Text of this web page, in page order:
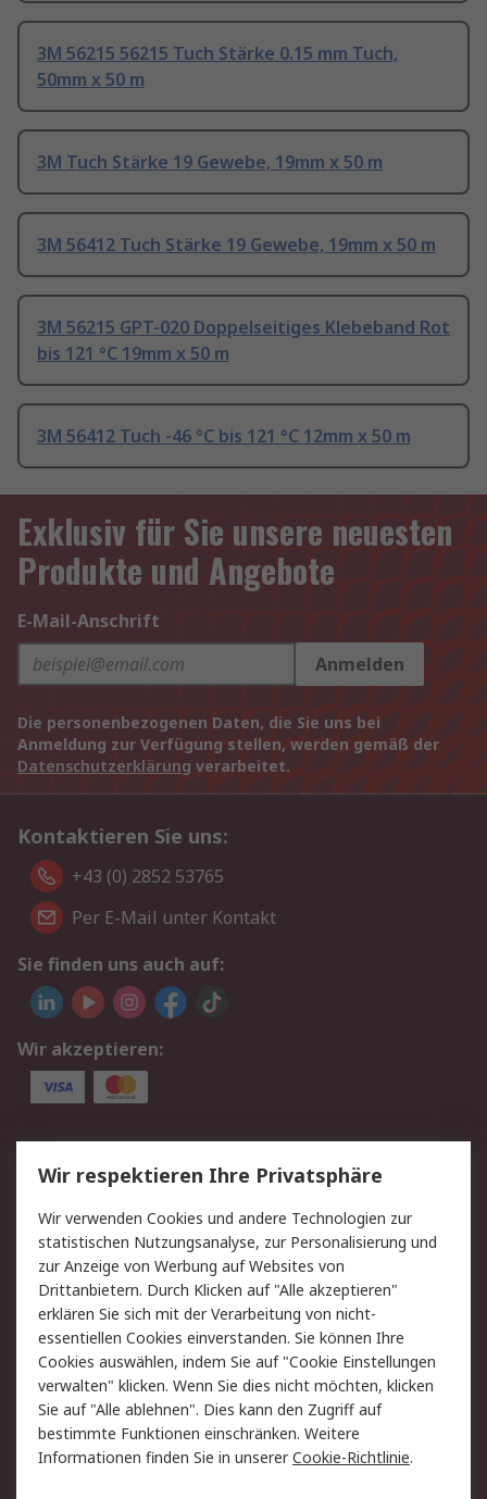
3M 56215 56215 Tuch Stärke 0.15 mm Tuch,
50mm x 50 m
3M Tuch Stärke 19 Gewebe, 19mm x 50 m
3M 56412 Tuch Stärke 19 Gewebe, 19mm x 50 m
3M 56215 GPT-020 Doppelseitiges Klebeband Rot
bis 121 °C 19mm x 50 m
3M 56412 Tuch -46 °C bis 121 °C 12mm x 50 m
Exklusiv für Sie unsere neuesten
Produkte und Angebote
E-Mail-Anschrift
Anmelden
Die personenbezogenen Daten, die Sie uns bei
Anmeldung zur Verfügung stellen, werden gemäß der
Datenschutzerklärung verarbeitet.
Kontaktieren Sie uns:
+43 (0) 2852 53765
Per E-Mail unter Kontakt
Sie finden uns auch auf:
Wir akzeptieren:
Service
Value Added Services
Lieferlösungen
Rücksendung/Entsorgung Kontakt
Hilfe
Rechtliches
RS Verkaufs- und
Lieferbedingungen
Datenschutz
Cookie-Richtlinie
Zahlungsbedingungen
Impressum
Webseite Konditionen
Wir respektieren Ihre Privatsphäre
Wir verwenden Cookies und andere Technologien zur
statistischen Nutzungsanalyse, zur Personalisierung und
zur Anzeige von Werbung auf Websites von
Drittanbietern. Durch Klicken auf "Alle akzeptieren"
erklären Sie sich mit der Verarbeitung von nicht-
essentiellen Cookies einverstanden. Sie können Ihre
Cookies auswählen, indem Sie auf "Cookie Einstellungen
verwalten" klicken. Wenn Sie dies nicht möchten, klicken
Sie auf "Alle ablehnen". Dies kann den Zugriff auf
bestimmte Funktionen einschränken. Weitere
Informationen finden Sie in unsererCookie-Richtlinie.